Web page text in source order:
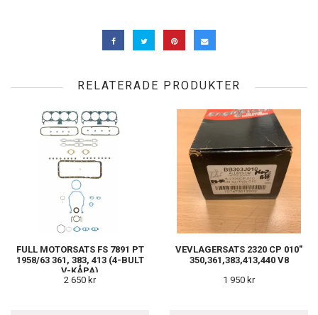
RELATERADE PRODUKTER
FULL MOTORSATS FS 7891 PT
1958/63 361, 383, 413 (4-BULT
V-KÅPA)
2 650 kr
VEVLAGERSATS 2320 CP 010"
350,361,383,413,440 V8
1 950 kr